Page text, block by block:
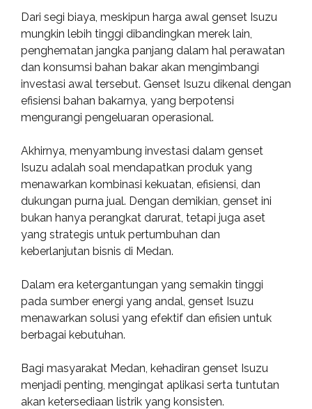
Dari segi biaya, meskipun harga awal genset Isuzu
mungkin lebih tinggi dibandingkan merek lain,
penghematan jangka panjang dalam hal perawatan
dan konsumsi bahan bakar akan mengimbangi
investasi awal tersebut. Genset Isuzu dikenal dengan
efisiensi bahan bakarnya, yang berpotensi
mengurangi pengeluaran operasional.
Akhirnya, menyambung investasi dalam genset
Isuzu adalah soal mendapatkan produk yang
menawarkan kombinasi kekuatan, efisiensi, dan
dukungan purna jual. Dengan demikian, genset ini
bukan hanya perangkat darurat, tetapi juga aset
yang strategis untuk pertumbuhan dan
keberlanjutan bisnis di Medan.
Dalam era ketergantungan yang semakin tinggi
pada sumber energi yang andal, genset Isuzu
menawarkan solusi yang efektif dan efisien untuk
berbagai kebutuhan.
Bagi masyarakat Medan, kehadiran genset Isuzu
menjadi penting, mengingat aplikasi serta tuntutan
akan ketersediaan listrik yang konsisten.